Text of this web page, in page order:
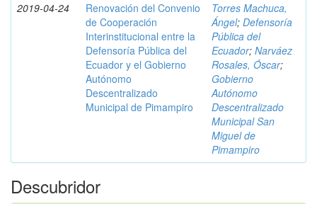
2019-04-24
Renovación del Convenio
de Cooperación
Interinstitucional entre la
Defensoría Pública del
Ecuador y el Gobierno
Autónomo
Descentralizado
Municipal de Pimampiro
Torres Machuca,
Ángel; Defensoría
Pública del
Ecuador; Narváez
Rosales, Óscar;
Gobierno
Autónomo
Descentralizado
Municipal San
Miguel de
Pimampiro
Descubridor